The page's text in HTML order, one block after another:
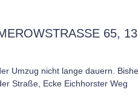
65,
Umzug nicht lange dauern.
Straße, Ecke Eichhorster Weg